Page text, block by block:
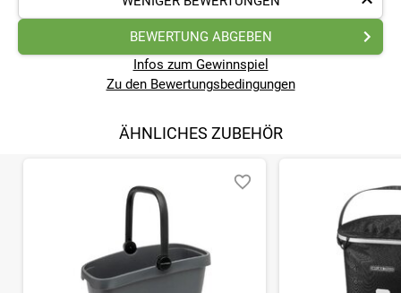
BEWERTUNG ABGEBEN
Infos zum Gewinnspiel
Zu den Bewertungsbedingungen
ÄHNLICHES ZUBEHÖR